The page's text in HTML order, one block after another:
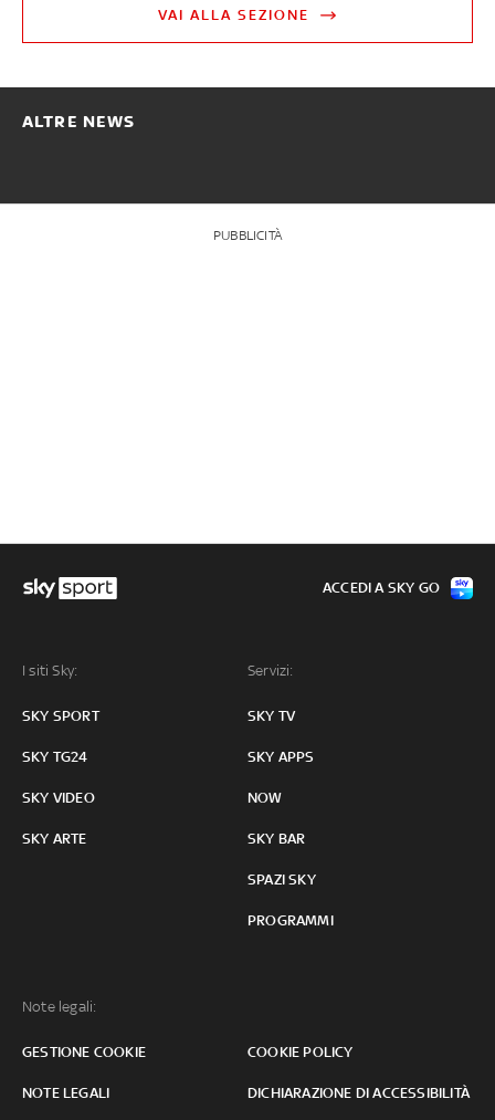
VAI ALLA SEZIONE
ALTRE NEWS
PUBBLICITÀ
I siti Sky:
SKY SPORT
SKY TG24
SKY VIDEO
SKY ARTE
Servizi:
SKY TV
SKY APPS
NOW
SKY BAR
SPAZI SKY
PROGRAMMI
Note legali:
GESTIONE COOKIE COOKIE POLICY
NOTE LEGALI DICHIARAZIONE DI ACCESSIBILITÀ
ACCEDI A SKY GO